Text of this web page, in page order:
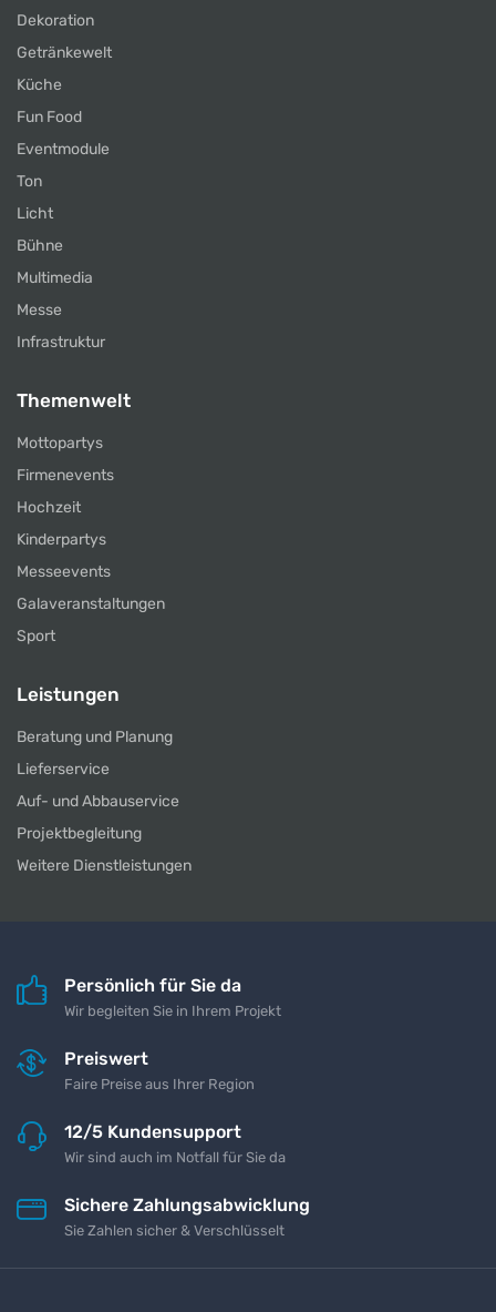
Dekoration
Getränkewelt
Küche
Fun Food
Eventmodule
Ton
Licht
Bühne
Multimedia
Messe
Infrastruktur
Themenwelt
Mottopartys
Firmenevents
Hochzeit
Kinderpartys
Messeevents
Galaveranstaltungen
Sport
Leistungen
Beratung und Planung
Lieferservice
Auf- und Abbauservice
Projektbegleitung
Weitere Dienstleistungen
Persönlich für Sie da
Wir begleiten Sie in Ihrem Projekt
Preiswert
Faire Preise aus Ihrer Region
12/5 Kundensupport
Wir sind auch im Notfall für Sie da
Sichere Zahlungsabwicklung
Sie Zahlen sicher & Verschlüsselt